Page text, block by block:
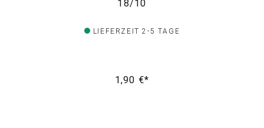
18/10
LIEFERZEIT 2-5 TAGE
1,90 €*